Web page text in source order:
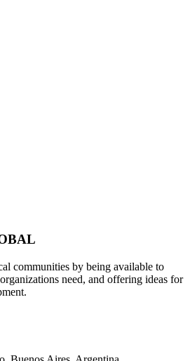
communities by being available to
need, and offering ideas for